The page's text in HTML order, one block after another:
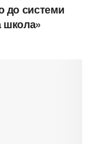
до системи
школа»